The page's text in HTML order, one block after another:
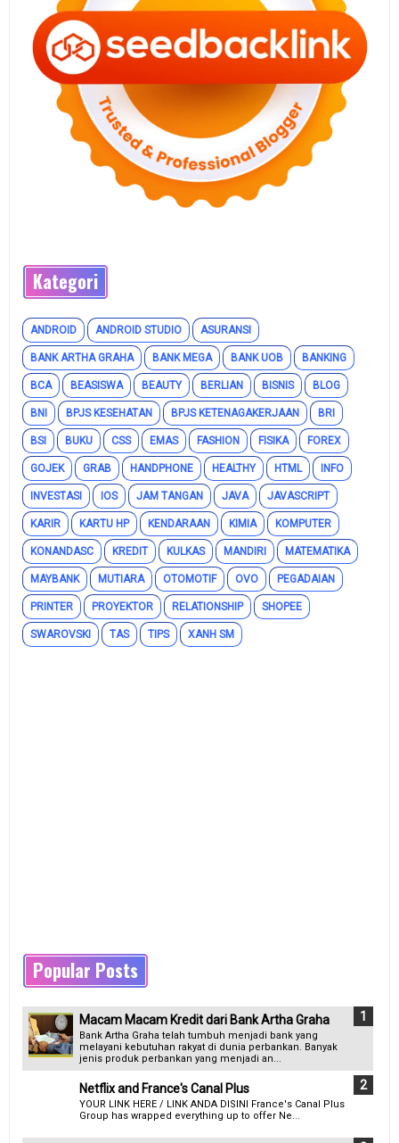
Kategori
ANDROID ANDROID STUDIO ASURANSI
BANK ARTHA GRAHA BANK MEGA BANK UOB BANKING
BCA BEASISWA BEAUTY BERLIAN BISNIS BLOG
BNI BPJS KESEHATAN BPJS KETENAGAKERJAAN BRI
BSI BUKU CSS EMAS FASHION FISIKA FOREX
GOJEK GRAB HANDPHONE HEALTHY HTML INFO
INVESTASI IOS JAM TANGAN JAVA JAVASCRIPT
KARIR KARTU HP KENDARAAN KIMIA KOMPUTER
KONANDASC KREDIT KULKAS MANDIRI MATEMATIKA
MAYBANK MUTIARA OTOMOTIF OVO PEGADAIAN
PRINTER PROYEKTOR RELATIONSHIP SHOPEE
SWAROVSKI TAS TIPS XANH SM
Popular Posts
Macam Macam Kredit dari Bank Artha Graha
Bank Artha Graha telah tumbuh menjadi bank yang
melayani kebutuhan rakyat di dunia perbankan. Banyak
jenis produk perbankan yang menjadi an...
Netflix and France's Canal Plus
YOUR LINK HERE / LINK ANDA DISINI France's Canal Plus
Group has wrapped everything up to offer Ne...